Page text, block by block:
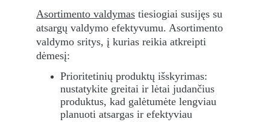
Asortimento valdymas tiesiogiai susijęs su
atsargų valdymo efektyvumu. Asortimento
valdymo sritys, į kurias reikia atkreipti
dėmesį:
Prioritetinių produktų išskyrimas:
nustatykite greitai ir lėtai judančius
produktus, kad galėtumėte lengviau
planuoti atsargas ir efektyviau